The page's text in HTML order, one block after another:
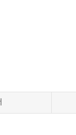
료위임에 대한 책임의 범위
청구를 하는 경우도 처벌